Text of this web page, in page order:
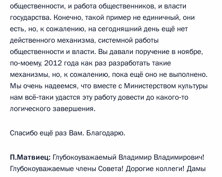
общественности, и работа общественников, и власти
государства. Конечно, такой пример не единичный, они
есть, но, к сожалению, на сегодняшний день ещё нет
действенного механизма, системной работы
общественности и власти. Вы давали поручение в ноябре,
по‑моему, 2012 года как раз разработать такие
механизмы, но, к сожалению, пока ещё оно не выполнено.
Мы очень надеемся, что вместе с Министерством культуры
нам всё‑таки удастся эту работу довести до какого‑то
логического завершения.
Спасибо ещё раз Вам. Благодарю.
П.Матвиец: Глубокоуважаемый Владимир Владимирович!
Глубокоуважаемые члены Совета! Дорогие коллеги! Дамы